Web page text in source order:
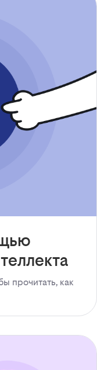
прочитать, как